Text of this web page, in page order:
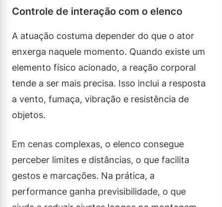
Controle de interação com o elenco
A atuação costuma depender do que o ator
enxerga naquele momento. Quando existe um
elemento físico acionado, a reação corporal
tende a ser mais precisa. Isso inclui a resposta
a vento, fumaça, vibração e resistência de
objetos.
Em cenas complexas, o elenco consegue
perceber limites e distâncias, o que facilita
gestos e marcações. Na prática, a
performance ganha previsibilidade, o que